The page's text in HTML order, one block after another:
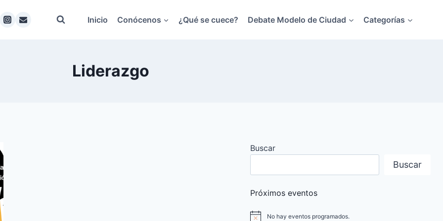
Inicio Conócenos ¿Qué se cuece? Debate Modelo de Ciudad Categorías
Liderazgo
Buscar
Buscar
Próximos eventos
No hay eventos programados.